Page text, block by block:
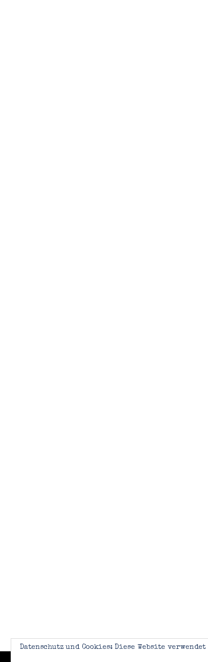
Datenschutz und Cookies: Diese Website